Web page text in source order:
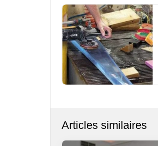
Navigation
de
l’article
Articles similaires